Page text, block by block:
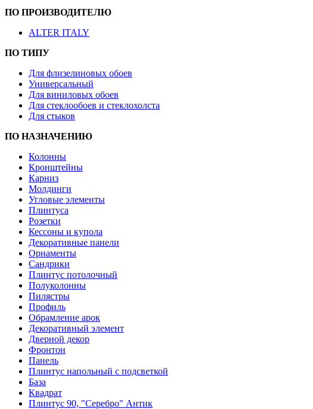
ПО ПРОИЗВОДИТЕЛЮ
ALTER ITALY
ПО ТИПУ
Для флизелиновых обоев
Универсальный
Для виниловых обоев
Для стеклообоев и стеклохолста
Для стыков
ПО НАЗНАЧЕНИЮ
Колонны
Кронштейны
Карниз
Молдинги
Угловые элементы
Плинтуса
Розетки
Кессоны и купола
Декоративные панели
Орнаменты
Сандрики
Плинтус потолочный
Полуколонны
Пилястры
Профиль
Обрамление арок
Декоративный элемент
Дверной декор
Фронтон
Панель
Плинтус напольный с подсветкой
База
Квадрат
Плинтус 90, "Серебро" Антик